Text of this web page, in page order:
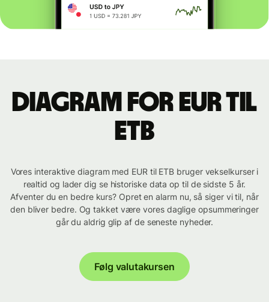
Diagram for EUR til
ETB
Vores interaktive diagram med EUR til ETB bruger vekselkurser i
realtid og lader dig se historiske data op til de sidste 5 år.
Afventer du en bedre kurs? Opret en alarm nu, så siger vi til, når
den bliver bedre. Og takket være vores daglige opsummeringer
går du aldrig glip af de seneste nyheder.
Følg valutakursen